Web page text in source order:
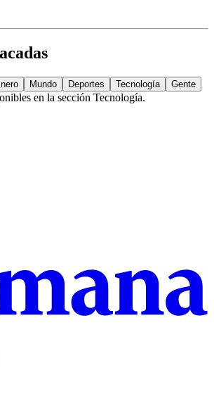
Mundo Deportes Tecnología Gente
en la sección Tecnología.